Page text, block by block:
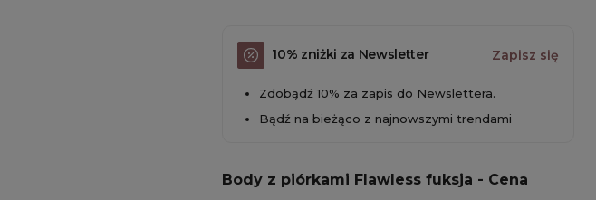
10% zniżki za Newsletter Zapisz się
Zdobądź 10% za zapis do Newslettera.
Bądź na bieżąco z najnowszymi trendami
Body z piórkami Flawless fuksja - Cena